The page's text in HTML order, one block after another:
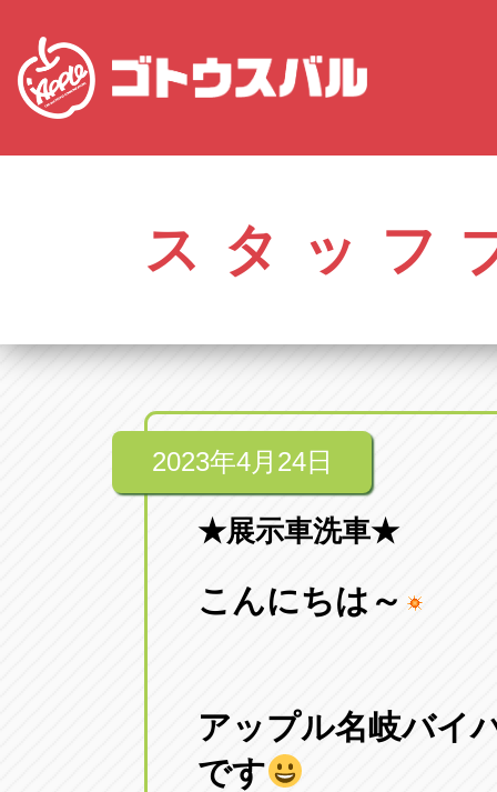
アップル
0561-84-
アップル
0586-28-
アップル
アップル
0568-25-
愛知県春日井市柏井町4-43-1
アップル春日井中央店
愛知県瀬戸市美濃池町29-1
アップル一宮22号店
愛知県一宮市朝日3-4-12
アップル春日井店
アップル名岐バイパス春日店
愛知県北名古屋市中之郷八反
スタッフ
2023年4月24日
★展示車洗車★
こんにちは～
アップル名岐バイ
です